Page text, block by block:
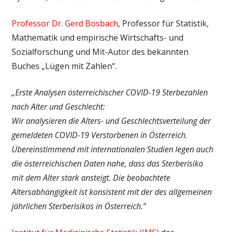
Professor Dr. Gerd Bosbach, Professor für Statistik,
Mathematik und empirische Wirtschafts- und
Sozialforschung und Mit-Autor des bekannten
Buches „Lügen mit Zahlen“.
„Erste Analysen österreichischer COVID-19 Sterbezahlen
nach Alter und Geschlecht:
Wir analysieren die Alters- und Geschlechtsverteilung der
gemeldeten COVID-19 Verstorbenen in Österreich.
Übereinstimmend mit internationalen Studien legen auch
die österreichischen Daten nahe, dass das Sterberisiko
mit dem Alter stark ansteigt. Die beobachtete
Altersabhängigkeit ist konsistent mit der des allgemeinen
jährlichen Sterberisikos in Österreich.“